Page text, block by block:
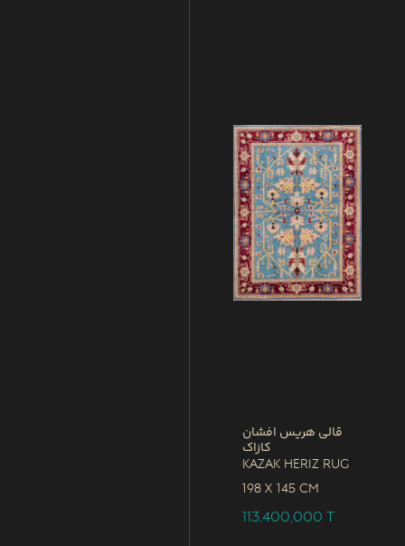
قالی هریس افشان
کازاک
Kazak Heriz Rug
198 x 145 CM
113,400,000T